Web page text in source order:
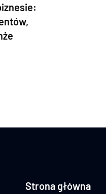
Strona główna